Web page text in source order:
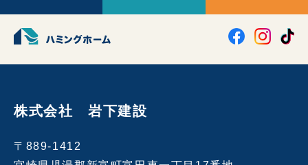
株式会社 岩下建設
〒889-1412